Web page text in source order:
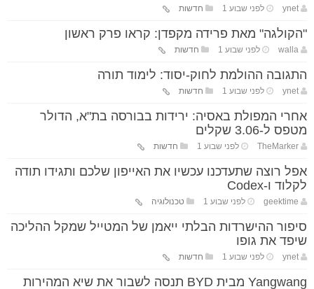
ynet לפני שבוע 1 חדשות
"הקולגה" מאת פרידה מקפדן: קראו פרק ראשון
walla לפני שבוע 1 חדשות
התגובה ההולמת לחוק-יסוד: לימוד תורה
ynet לפני שבוע 1 חדשות
אחרי המפולת באסיה: ירידות בבורסה בת"א, הדולר
מטפס ל-3.06 שקלים
TheMarker לפני שבוע 1 חדשות
אפל רוצה שתעדכנו עכשיו את האייפון שלכם ותגידו תודה
לקלוד ו-Codex
geektime לפני שבוע 1 טכנולוגיה
סיפור ההישרדות הבלתי ייאמן של המטייל שמקל ההליכה
שיפד את גופו
ynet לפני שבוע 1 חדשות
Yangwang מבית BYD תנסה לשבור את שיא המהירות